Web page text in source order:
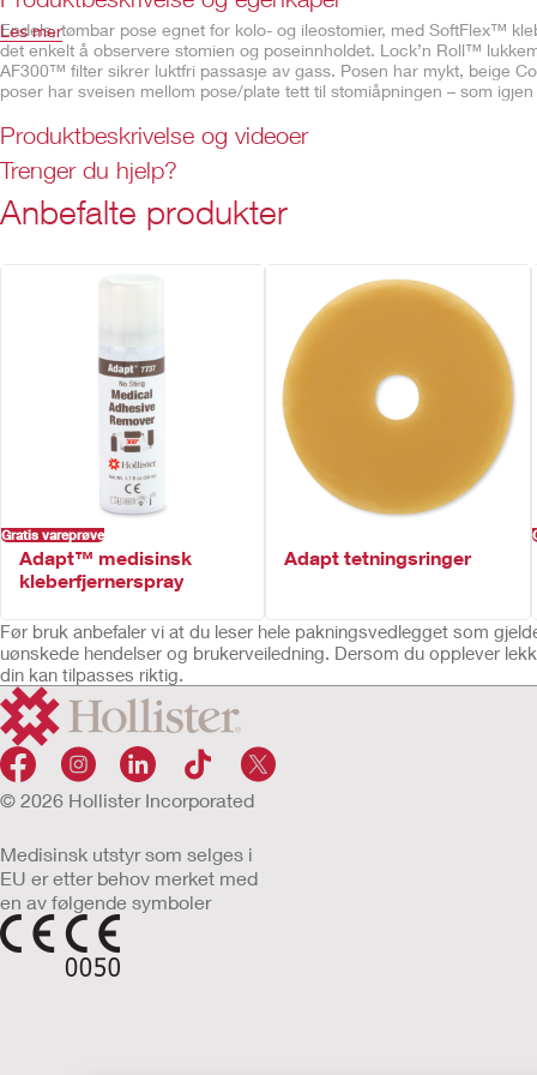
Endels, tømbar pose egnet for kolo- og ileostomier, med SoftFlex™
det enkelt å observere stomien og poseinnholdet. Lock’n Roll™
AF300™ filter sikrer luktfri passasje av gass. Posen har mykt, beige
poser har sveisen mellom pose/plate tett til stomiåpningen – som
Beskrivelse og spesifikasjoner
Konveks SoftFlex™ hudplate
Inspeksjonsluke
Integrert AF300™ filter
Posefilm med luktbarriere
Les mer
Produktbeskrivelse og videoer
Trenger du hjelp?
Anbefalte produkter
Gratis vareprøve
Adapt™ medisinsk
kleberfjernerspray
Adapt tetningsringer
Før bruk anbefaler vi at du leser hele pakningsvedlegget som
uønskede hendelser og brukerveiledning. Dersom du opplever
din kan tilpasses riktig.
© 2026 Hollister Incorporated
Medisinsk utstyr som selges i
EU er etter behov merket med
en av følgende symboler